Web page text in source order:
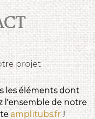
projet
les éléments dont
l'ensemble de notre
amplitubs.fr !